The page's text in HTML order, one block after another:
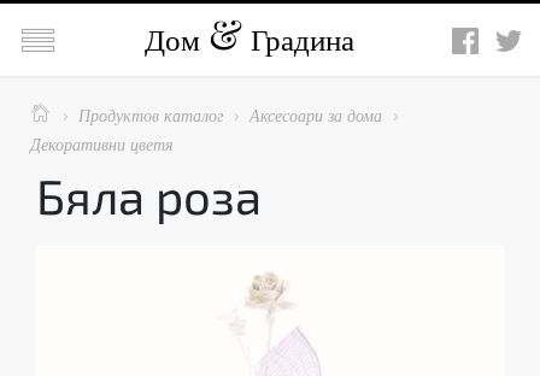
 Дом Градина
  Продуктов каталог  Аксесоари за дома 
Декоративни цветя
Бяла роза